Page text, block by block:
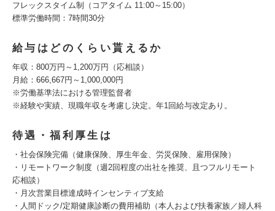
フレックスタイム制（コアタイム 11:00～15:00）
標準労働時間：7時間30分
給与はどのくらい貰えるか
年収：800万円～1,200万円（応相談）
月給：666,667円～1,000,000円
※労働基準法における管理監督者
※経験や実績、現職年収を考慮し決定。年1回給与改定あり。
待遇・福利厚生は
・社会保険完備（健康保険、厚⽣年⾦、労災保険、雇⽤保険）
・リモートワーク制度（週2回程度の出社を推奨、且つフルリモート
応相談）
・月次営業目標達成時インセンティブ支給
・人間ドック/定期健康診断の費用補助（本人および扶養家族／婦人科